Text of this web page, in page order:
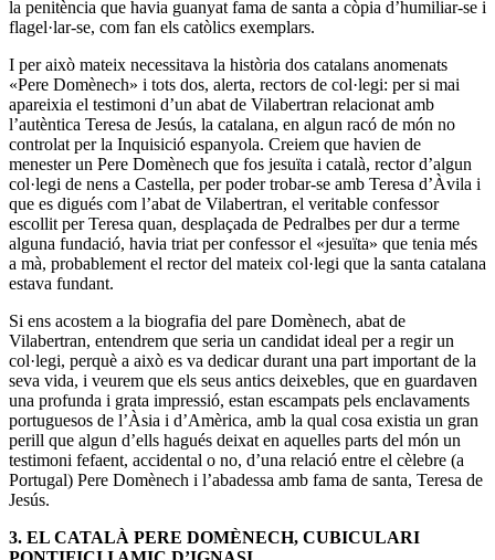
la penitència que havia guanyat fama de santa a còpia d’humiliar-se i
flagel·lar-se, com fan els catòlics exemplars.
I per això mateix necessitava la història dos catalans anomenats
«Pere Domènech» i tots dos, alerta, rectors de col·legi: per si mai
apareixia el testimoni d’un abat de Vilabertran relacionat amb
l’autèntica Teresa de Jesús, la catalana, en algun racó de món no
controlat per la Inquisició espanyola. Creiem que havien de
menester un Pere Domènech que fos jesuïta i català, rector d’algun
col·legi de nens a Castella, per poder trobar-se amb Teresa d’Àvila i
que es digués com l’abat de Vilabertran, el veritable confessor
escollit per Teresa quan, desplaçada de Pedralbes per dur a terme
alguna fundació, havia triat per confessor el «jesuïta» que tenia més
a mà, probablement el rector del mateix col·legi que la santa catalana
estava fundant.
Si ens acostem a la biografia del pare Domènech, abat de
Vilabertran, entendrem que seria un candidat ideal per a regir un
col·legi, perquè a això es va dedicar durant una part important de la
seva vida, i veurem que els seus antics deixebles, que en guardaven
una profunda i grata impressió, estan escampats pels enclavaments
portuguesos de l’Àsia i d’Amèrica, amb la qual cosa existia un gran
perill que algun d’ells hagués deixat en aquelles parts del món un
testimoni fefaent, accidental o no, d’una relació entre el cèlebre (a
Portugal) Pere Domènech i l’abadessa amb fama de santa, Teresa de
Jesús.
3. EL CATALÀ PERE DOMÈNECH, CUBICULARI